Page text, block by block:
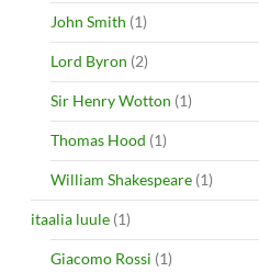
John Smith (1)
Lord Byron (2)
Sir Henry Wotton (1)
Thomas Hood (1)
William Shakespeare (1)
itaalia luule (1)
Giacomo Rossi (1)